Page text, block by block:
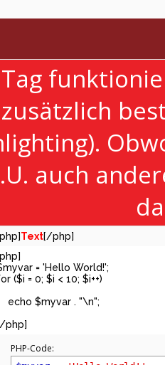
auch
Text[/php]
= 'Hello World!';
($i = 0; $i < 10; $i++)
echo $myvar . "\n";
php]
PHP-Code: